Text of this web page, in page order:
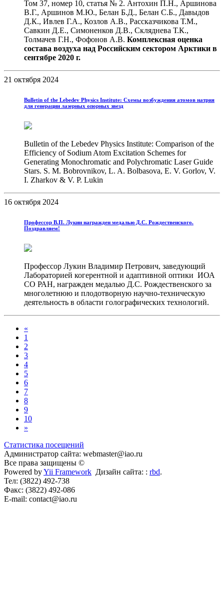
Том 37, номер 10, статья № 2. Антохин П.Н., Аршинова
В.Г., Аршинов М.Ю., Белан Б.Д., Белан С.Б., Давыдов
Д.К., Ивлев Г.А., Козлов А.В., Рассказчикова Т.М.,
Савкин Д.Е., Симоненков Д.В., Скляднева Т.К.,
Толмачев Г.Н., Фофонов А.В. Комплексная оценка
состава воздуха над Российским сектором Арктики в
сентябре 2020 г.
21 октября 2024
Bulletin of the Lebedev Physics Institute: Cхемы возбуждения атомов натрия
для генерации лазерных опорных звезд
Bulletin of the Lebedev Physics Institute: Comparison of the
Efficiency of Sodium Atom Excitation Schemes for
Generating Monochromatic and Polychromatic Laser Guide
Stars. S. M. Bobrovnikov, L. A. Bolbasova, E. V. Gorlov, V.
I. Zharkov & V. P. Lukin
16 октября 2024
Профессор В.П. Лукин награжден медалью Д.С. Рождественского.
Поздравляем!
Профессор Лукин Владимир Петрович, заведующий
Лабораторией когерентной и адаптивной оптики ИОА
СО РАН, награжден медалью Д.С. Рождественского за
многолетнюю и плодотворную научно-техническую
деятельность в области голографических технологий.
«
1
2
3
4
5
6
7
8
9
10
»
Статистика посещений
Администратор сайта: webmaster@iao.ru
Все права защищены ©
Powered byYii Framework Дизайн сайта: : rbd.
Тел: (3822) 492-738
Факс: (3822) 492-086
E-mail: contact@iao.ru